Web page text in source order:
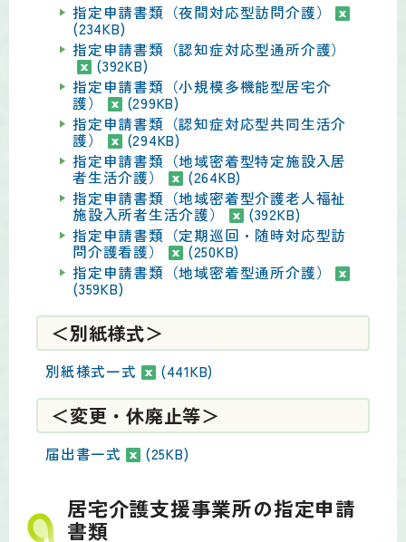
指定申請書類（夜間対応型訪問介護）
(234KB)
指定申請書類（認知症対応型通所介護）
(392KB)
指定申請書類（小規模多機能型居宅介
護）
(299KB)
指定申請書類（認知症対応型共同生活介
護）
(294KB)
指定申請書類（地域密着型特定施設入居
者生活介護）
(264KB)
指定申請書類（地域密着型介護老人福祉
施設入所者生活介護）
(392KB)
指定申請書類（定期巡回・随時対応型訪
問介護看護）
(250KB)
指定申請書類（地域密着型通所介護）
(359KB)
＜別紙様式＞
別紙様式一式 (441KB)
＜変更・休廃止等＞
届出書一式 (25KB)
居宅介護支援事業所の指定申請
書類